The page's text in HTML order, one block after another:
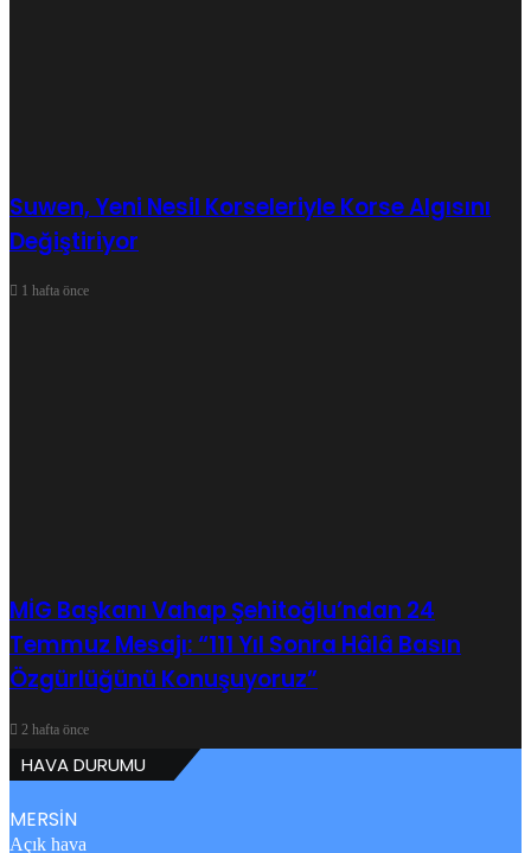
Suwen, Yeni Nesil Korseleriyle Korse Algısını
Değiştiriyor
1 hafta önce
MİG Başkanı Vahap Şehitoğlu’ndan 24
Temmuz Mesajı: “111 Yıl Sonra Hâlâ Basın
Özgürlüğünü Konuşuyoruz”
2 hafta önce
HAVA DURUMU
MERSİN
Açık hava